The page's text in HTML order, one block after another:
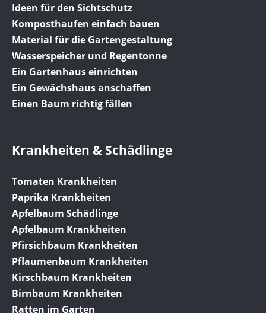
Ideen für den Sichtschutz
Komposthaufen einfach bauen
Material für die Gartengestaltung
Wasserspeicher und Regentonne
Ein Gartenhaus einrichten
Ein Gewächshaus anschaffen
Einen Baum richtig fällen
Krankheiten & Schädlinge
Tomaten Krankheiten
Paprika Krankheiten
Apfelbaum Schädlinge
Apfelbaum Krankheiten
Pfirsichbaum Krankheiten
Pflaumenbaum Krankheiten
Kirschbaum Krankheiten
Birnbaum Krankheiten
Ratten im Garten